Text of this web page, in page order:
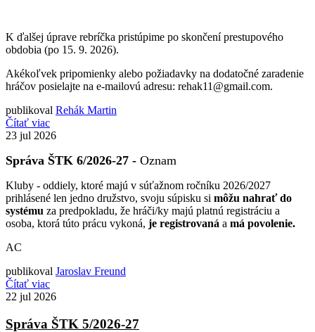
K ďalšej úprave rebríčka pristúpime po skončení prestupového
obdobia (po 15. 9. 2026).
Akékoľvek pripomienky alebo požiadavky na dodatočné zaradenie
hráčov posielajte na e-mailovú adresu: rehak11@gmail.com.
publikoval Rehák Martin
Čítať viac
23 jul 2026
Správa ŠTK 6/2026-27 - Oznam
Kluby - oddiely, ktoré majú v súťažnom ročníku 2026/2027
prihlásené len jedno družstvo, svoju súpisku si môžu nahrať do
systému za predpokladu, že hráči/ky majú platnú registráciu a
osoba, ktorá túto prácu vykoná, je registrovaná a má povolenie.
AC
publikoval Jaroslav Freund
Čítať viac
22 jul 2026
Správa ŠTK 5/2026-27